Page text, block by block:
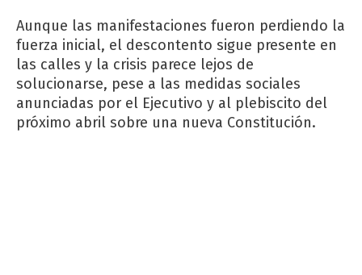
Aunque las manifestaciones fueron perdiendo la
fuerza inicial, el descontento sigue presente en
las calles y la crisis parece lejos de
solucionarse, pese a las medidas sociales
anunciadas por el Ejecutivo y al plebiscito del
próximo abril sobre una nueva Constitución.